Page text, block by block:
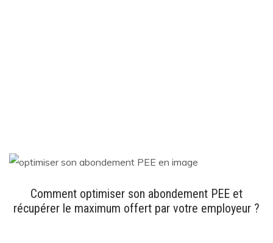
Comment optimiser son abondement PEE et
récupérer le maximum offert par votre employeur ?